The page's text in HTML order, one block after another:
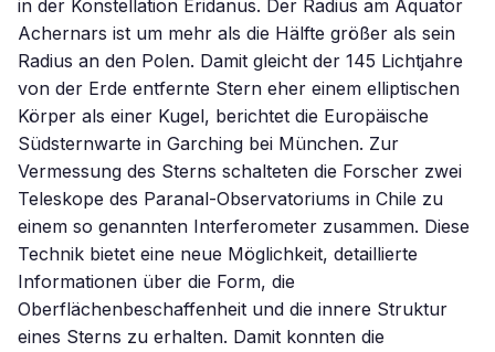
in der Konstellation Eridanus. Der Radius am Äquator
Achernars ist um mehr als die Hälfte größer als sein
Radius an den Polen. Damit gleicht der 145 Lichtjahre
von der Erde entfernte Stern eher einem elliptischen
Körper als einer Kugel, berichtet die Europäische
Südsternwarte in Garching bei München. Zur
Vermessung des Sterns schalteten die Forscher zwei
Teleskope des Paranal-Observatoriums in Chile zu
einem so genannten Interferometer zusammen. Diese
Technik bietet eine neue Möglichkeit, detaillierte
Informationen über die Form, die
Oberflächenbeschaffenheit und die innere Struktur
eines Sterns zu erhalten. Damit konnten die